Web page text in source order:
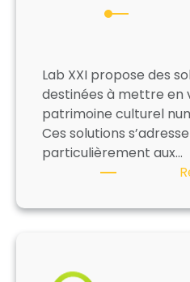
Lab XXI propose des
destinées à mettre en
patrimoine culturel
Ces solutions
particulièrement aux…